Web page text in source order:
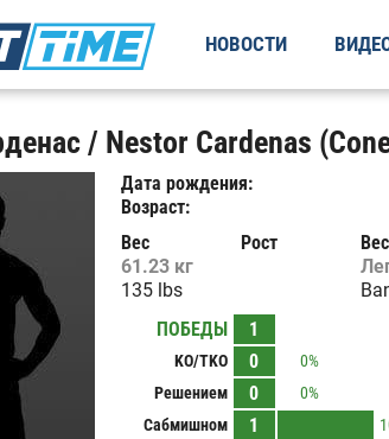
НОВОСТИ
/ Nestor Cardenas
Дата рождения:
Возраст:
Вес
61.23 кг
135 lbs
Рост
ПОБЕДЫ
1
KO/TKO 0
0%
Решением
0
0%
Сабмишном
1